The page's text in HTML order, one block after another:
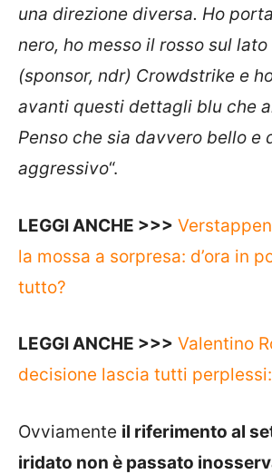
una direzione diversa. Ho
nero, ho messo il rosso sul
(sponsor, ndr) Crowdstrike e
avanti questi dettagli blu che
Penso che sia davvero bello e
aggressivo“.
LEGGI ANCHE >>>
la mossa a sorpresa: d’ora in
tutto?
LEGGI ANCHE >>> Valentino
decisione lascia tutti
Ovviamente il riferimento al
iridato non è passato